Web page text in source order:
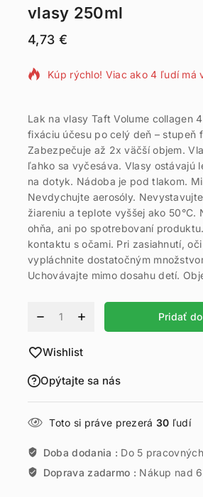
vlasy 250ml
4,73 €
17 produktov predaných za
Kúp rýchlo! Viac ako 4 ľudí má
Lak na vlasy Taft Volume collagen
fixáciu účesu po celý deň – stupeň
Zabezpečuje až 2x väčší objem.
ľahko sa vyčesáva. Vlasy ostávajú
na dotyk. Nádoba je pod tlakom.
Nevdychujte aerosóly.
žiareniu a teplote vyššej ako 50°C.
ohňa, ani po spotrebovaní
kontaktu s očami. Pri zasiahnutí,
vypláchnite dostatočným
Uchovávajte mimo dosahu detí.
Pridať
Wishlist
Opýtajte sa nás
Toto si práve prezerá 30 ľudí
Doba dodania : Do 5
Doprava zadarmo : Nákup nad